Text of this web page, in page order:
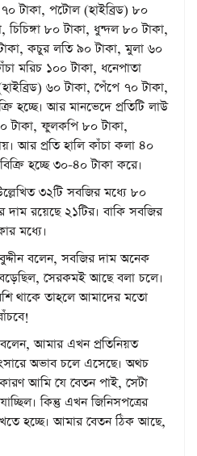
টাকা, পটোল (হাইব্রিড) ৮০
৮০ টাকা, ধুন্দল ৮০ টাকা,
কচুর লতি ৯০ টাকা, মুলা ৬০
মরিচ ১০০ টাকা, ধনেপাতা
৬০ টাকা, পেঁপে ৭০ টাকা,
হচ্ছে। আর মানভেদে প্রতিটি লাউ
টাকা, ফুলকপি ৮০ টাকা,
আর প্রতি হালি কাঁচা কলা ৪০
হচ্ছে ৩০-৪০ টাকা করে।
৩২টি সবজির মধ্যে ৮০
রয়েছে ২১টির। বাকি সবজির
মধ্যে।
বলেন, সবজির দাম অনেক
সেরকমই আছে বলা চলে।
থাকে তাহলে আমাদের মতো
আমার এখন প্রতিনিয়ত
অভাব চলে এসেছে। অথচ
আমি যে বেতন পাই, সেটা
কিন্তু এখন জিনিসপত্রের
হচ্ছে। আমার বেতন ঠিক আছে,